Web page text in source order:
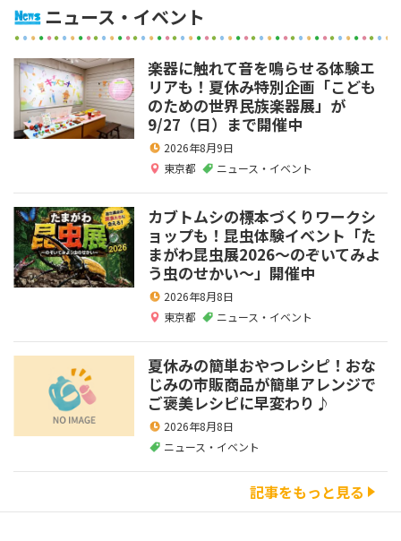
ニュース・イベント
楽器に触れて音を鳴らせる体験エ
リアも！夏休み特別企画「こども
のための世界民族楽器展」が
9/27（日）まで開催中
2026年8月9日
東京都
ニュース・イベント
カブトムシの標本づくりワークシ
ョップも！昆虫体験イベント「た
まがわ昆虫展2026～のぞいてみよ
う虫のせかい～」開催中
2026年8月8日
東京都
ニュース・イベント
夏休みの簡単おやつレシピ！おな
じみの市販商品が簡単アレンジで
ご褒美レシピに早変わり♪
2026年8月8日
ニュース・イベント
記事をもっと見る